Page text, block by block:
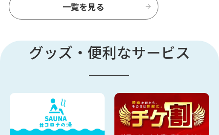
一覧を見る
グッズ・便利なサービス